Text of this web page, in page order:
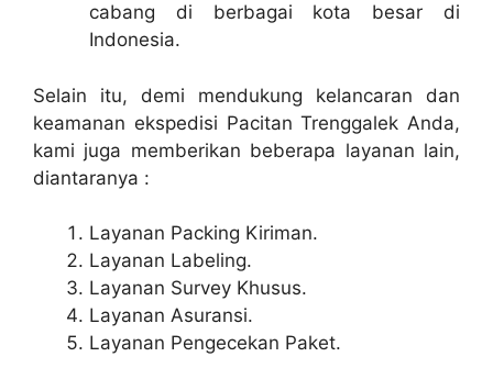
cabang di berbagai kota besar di
Indonesia.
Selain itu, demi mendukung kelancaran dan
keamanan ekspedisi Pacitan Trenggalek Anda,
kami juga memberikan beberapa layanan lain,
diantaranya :
Layanan Packing Kiriman.
Layanan Labeling.
Layanan Survey Khusus.
Layanan Asuransi.
Layanan Pengecekan Paket.